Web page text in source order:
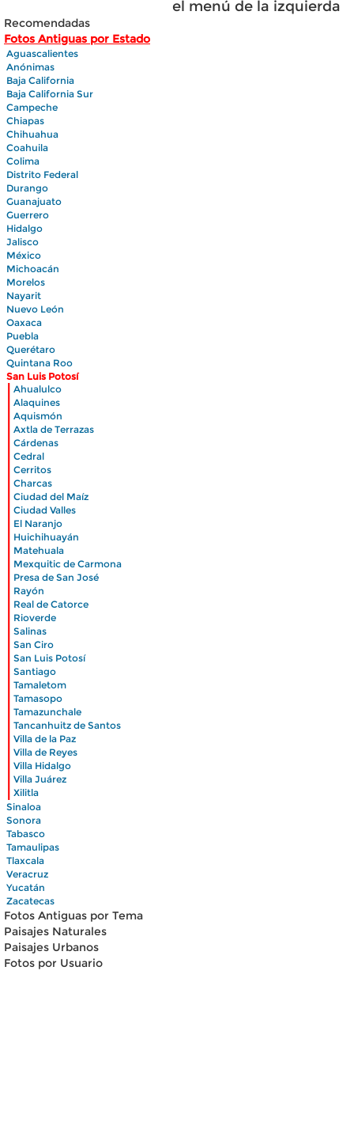
Recomendadas
Fotos Antiguas por Estado
Aguascalientes
Anónimas
Baja California
Baja California Sur
Campeche
Chiapas
Chihuahua
Coahuila
Colima
Distrito Federal
Durango
Guanajuato
Guerrero
Hidalgo
Jalisco
México
Michoacán
Morelos
Nayarit
Nuevo León
Oaxaca
Puebla
Querétaro
Quintana Roo
San Luis Potosí
| Ahualulco
Alaquines
Aquismón
Axtla de Terrazas
Cárdenas
Cedral
Cerritos
Charcas
Ciudad del Maíz
Ciudad Valles
El Naranjo
Huichihuayán
Matehuala
Mexquitic de Carmona
Presa de San José
Rayón
Real de Catorce
Rioverde
Salinas
San Ciro
San Luis Potosí
Santiago
Tamaletom
Tamasopo
Tamazunchale
Tancanhuitz de Santos
Villa de la Paz
Villa de Reyes
Villa Hidalgo
Villa Juárez
Xilitla
Sinaloa
Sonora
Tabasco
Tamaulipas
Tlaxcala
Veracruz
Yucatán
Zacatecas
Fotos Antiguas por Tema
Paisajes Naturales
Paisajes Urbanos
Fotos por Usuario
el menú de la izquierda